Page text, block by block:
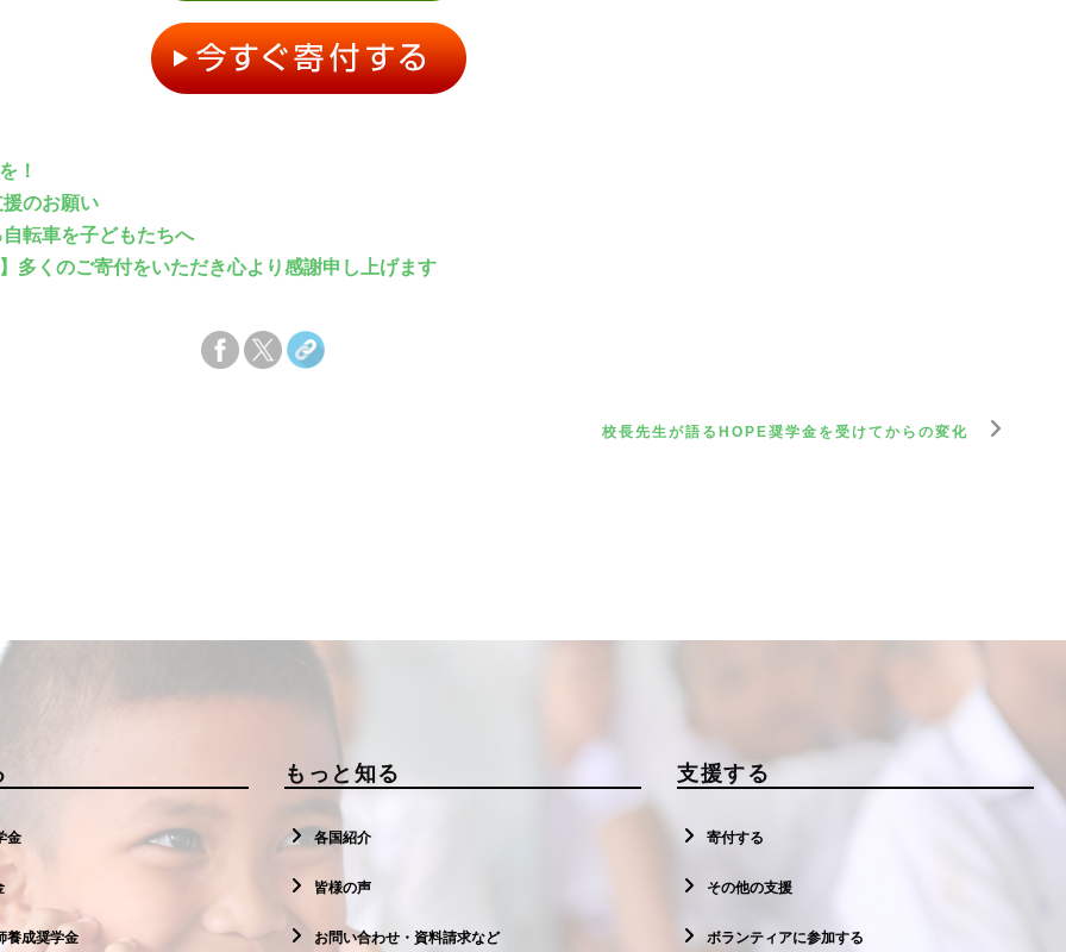
！
のお願い
転車を子どもたちへ
多くのご寄付をいただき心より感謝申し上げます
校長先生が語るHOPE奨学金を受けてからの変化
金
養成奨学金
もっと知る
各国紹介
皆様の声
お問い合わせ・資料請求など
支援する
寄付する
その他の支援
ボランティアに参加する